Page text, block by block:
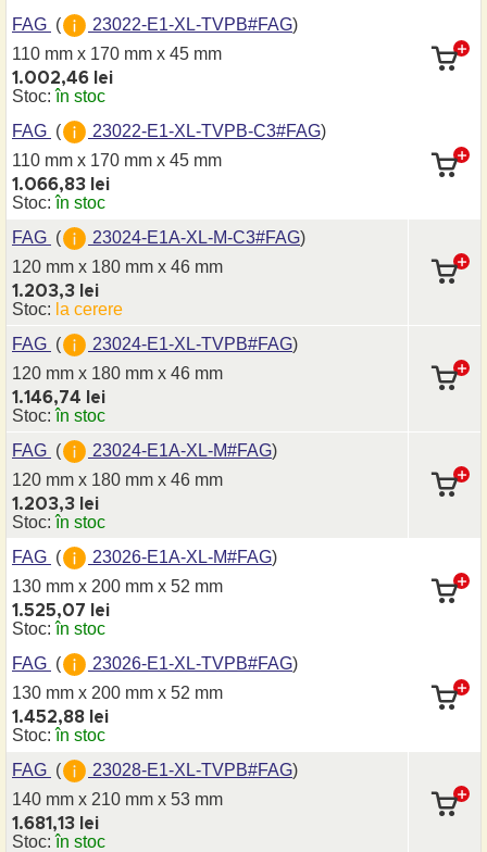
FAG ( 23022-E1-XL-TVPB#FAG)
110 mm x 170 mm x 45 mm
1.002,46 lei
Stoc:în stoc
FAG ( 23022-E1-XL-TVPB-C3#FAG)
110 mm x 170 mm x 45 mm
1.066,83 lei
Stoc:în stoc
FAG ( 23024-E1A-XL-M-C3#FAG)
120 mm x 180 mm x 46 mm
1.203,3 lei
Stoc: la cerere
FAG ( 23024-E1-XL-TVPB#FAG)
120 mm x 180 mm x 46 mm
1.146,74 lei
Stoc:în stoc
FAG ( 23024-E1A-XL-M#FAG)
120 mm x 180 mm x 46 mm
1.203,3 lei
Stoc:în stoc
FAG ( 23026-E1A-XL-M#FAG)
130 mm x 200 mm x 52 mm
1.525,07 lei
Stoc:în stoc
FAG ( 23026-E1-XL-TVPB#FAG)
130 mm x 200 mm x 52 mm
1.452,88 lei
Stoc:în stoc
FAG ( 23028-E1-XL-TVPB#FAG)
140 mm x 210 mm x 53 mm
1.681,13 lei
Stoc:în stoc